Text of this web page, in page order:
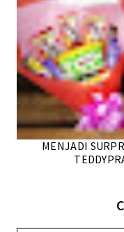
MENJADI